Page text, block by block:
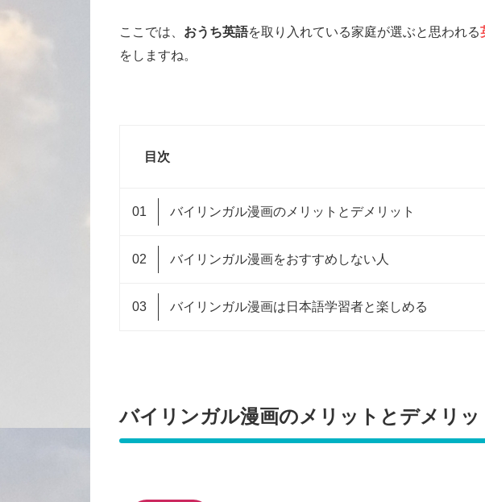
ここでは、 おうち英語を取り入れている家庭が選ぶと思われる
をしますね。
目次
バイリンガル漫画のメリットとデメリット
バイリンガル漫画をおすすめしない人
バイリンガル漫画は日本語学習者と楽しめる
バイリンガル漫画のメリットとデメリッ